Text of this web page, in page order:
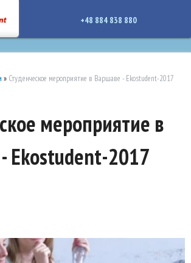
google7a917c261df1566b.htmlgoogle-site-verification:
+48 884 838 880
» Студенческое мероприятие в Варшаве - Ekostudent-2017
мероприятие в
Ekostudent-2017